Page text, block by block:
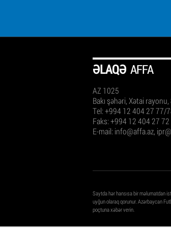
ƏLAQƏ AFFA
AZ 1025
Bakı şəhəri, Xətai
Tel: +994 12 404 27 77/
Faks: +994 12 404 27 72
E-mail: info@affa.az,
Saytda hər hansısa bir məlumatdan
uyğun olaraq qorunur. Azərbaycan
poçtuna xəbər verin.